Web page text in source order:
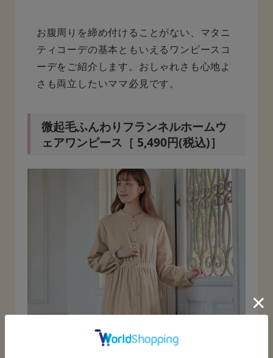
お腹周りを締め付けることがない、マタニ
ティコーデの基本ともいえるワンピースコ
ーデをご紹介します。おしゃれさも心地よ
さも両立したいママ必見です。
微起毛ふんわりフランネルホームウ
ェアワンピース［ 5,490円(税込)］